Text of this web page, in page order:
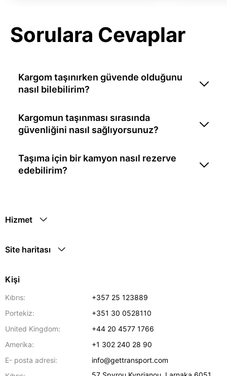
Sorulara Cevaplar
Kargom taşınırken güvende olduğunu
nasıl bilebilirim?
Kargomun taşınması sırasında
güvenliğini nasıl sağlıyorsunuz?
Taşıma için bir kamyon nasıl rezerve
edebilirim?
Hizmet
Site haritası
Kişi
Kıbrıs:
+357 25 123889
Portekiz:
+351 30 0528110
United Kingdom:
+44 20 4577 1766
Amerika:
+1 302 240 28 90
E- posta adresi:
info@gettransport.com